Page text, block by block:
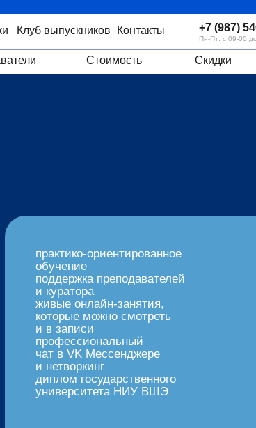
Скидки
Стоимость
Контакты
Клуб выпускников +7 (987)
Пн-Пт: с 09-00
практико-ориентированное
обучение
поддержка преподавателей
и куратора
живые онлайн-занятия,
которые можно смотреть
и в записи
профессиональный
чат в VK Мессенджере
и нетворкинг
диплом государственного
университета НИУ ВШЭ